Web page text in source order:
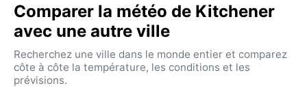
Comparer la météo de Kitchener
avec une autre ville
Recherchez une ville dans le monde entier et comparez
côte à côte la température, les conditions et les
prévisions.